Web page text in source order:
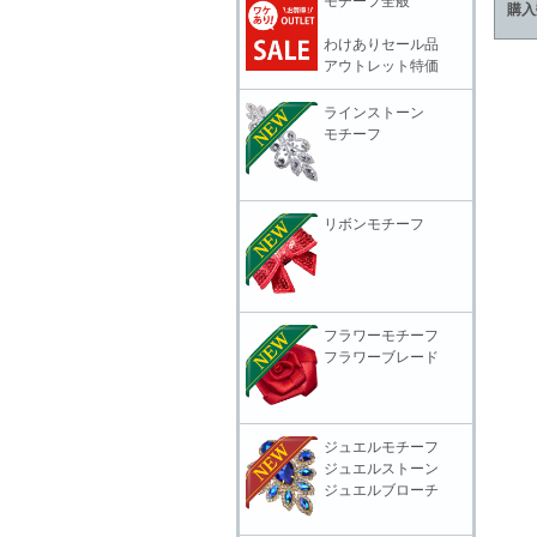
購
わけありセール品
アウトレット特価
ラインストーン
モチーフ
リボンモチーフ
フラワーモチーフ
フラワーブレード
ジュエルモチーフ
ジュエルストーン
ジュエルブローチ